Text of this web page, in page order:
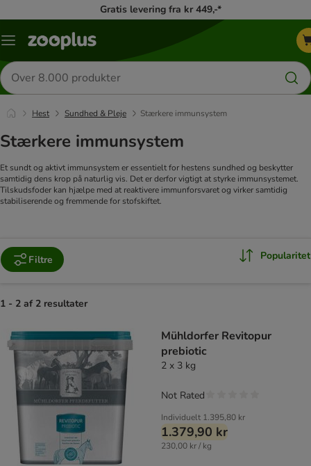
Gratis levering fra kr 449,-*
Menu
Søg
efter
produkter
Hest Sundhed & Pleje Stærkere immunsystem
Stærkere immunsystem
Et sundt og aktivt immunsystem er essentielt for hestens sundhed og beskytter
samtidig dens krop på naturlig vis. Det er derfor vigtigt at styrke immunsystemet.
Tilskudsfoder kan hjælpe med at reaktivere immunforsvaret og virker samtidig
stabiliserende og fremmende for stofskiftet.
Filtre Popularitet
1 - 2 af 2 resultater
Mühldorfer Revitopur
prebiotic
2 x 3 kg
Individuelt 1.395,80 kr
1.379,90 kr
230,00 kr / kg
Not Rated